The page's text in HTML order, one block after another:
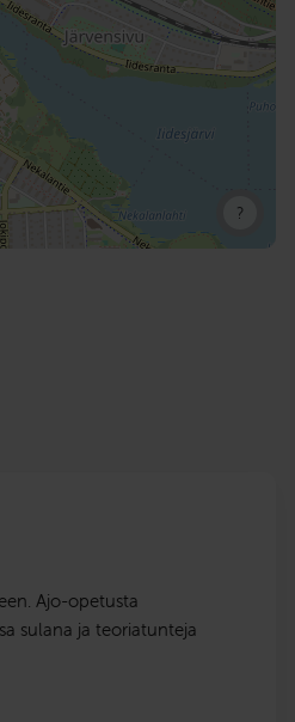
?
Ajo-opetusta
sulana ja teoriatunteja